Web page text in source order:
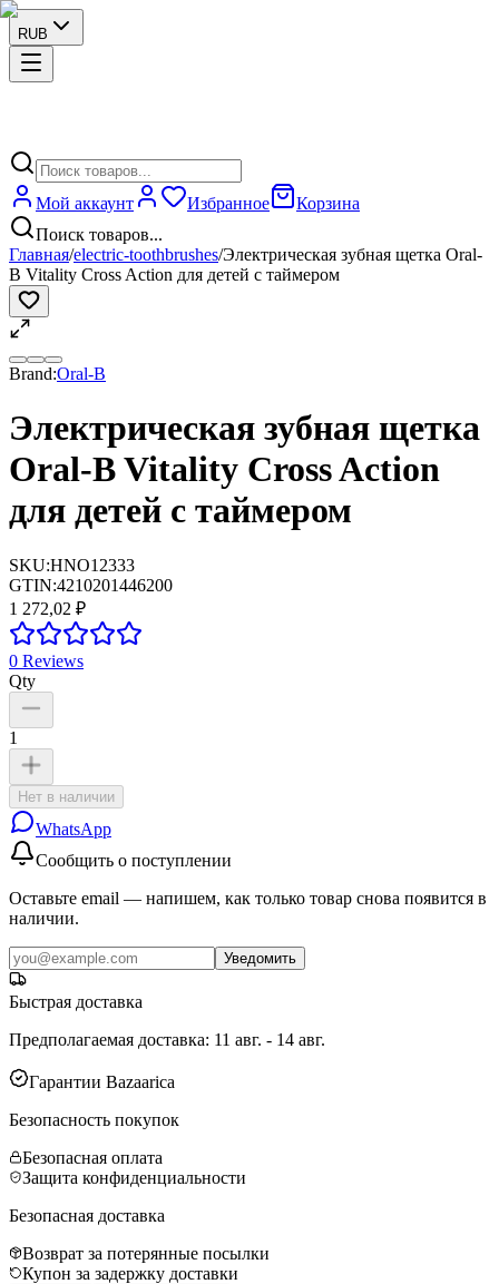
RUB
Мой аккаунт Избранное
Корзина
Поиск товаров...
Главная/electric-toothbrushes/Электрическая зубная щетка Oral-
B Vitality Cross Action для детей с таймером
Brand:Oral-B
Электрическая зубная щетка
Oral-B Vitality Cross Action
для детей с таймером
SKU:HNO12333
GTIN:4210201446200
1 272,02 ₽
0 Reviews
Qty
1
Нет в наличии
WhatsApp
Сообщить о поступлении
Оставьте email — напишем, как только товар снова появится в
наличии.
Уведомить
Быстрая доставка
Предполагаемая доставка: 11 авг. - 14 авг.
Гарантии Bazaarica
Безопасность покупок
Безопасная оплата
Защита конфиденциальности
Безопасная доставка
Возврат за потерянные посылки
Купон за задержку доставки